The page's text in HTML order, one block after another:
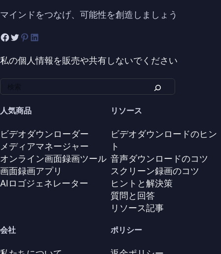
マインドをつなげ、可能性を創造しましょう
私の個人情報を販売や共有しないでください
人気商品
ビデオダウンローダー
メディアマネージャー
オンライン画面録画ツール
画面録画アプリ
AIロゴジェネレーター
リソース
ビデオダウンロードのヒン
ト
音声ダウンロードのコツ
スクリーン録画のコツ
ヒントと解決策
質問と回答
リソース記事
会社 ポリシー